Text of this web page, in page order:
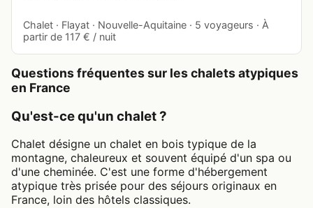
Chalet · Flayat · Nouvelle-Aquitaine · 5 voyageurs · À
partir de 117 € / nuit
Questions fréquentes sur les chalets atypiques
en France
Qu'est-ce qu'un chalet ?
Chalet désigne un chalet en bois typique de la
montagne, chaleureux et souvent équipé d'un spa ou
d'une cheminée. C'est une forme d'hébergement
atypique très prisée pour des séjours originaux en
France, loin des hôtels classiques.